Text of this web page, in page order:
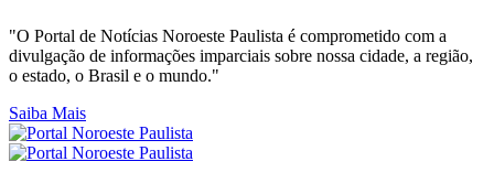
"O Portal de Notícias Noroeste Paulista é comprometido com a
divulgação de informações imparciais sobre nossa cidade, a região,
o estado, o Brasil e o mundo."
Saiba Mais